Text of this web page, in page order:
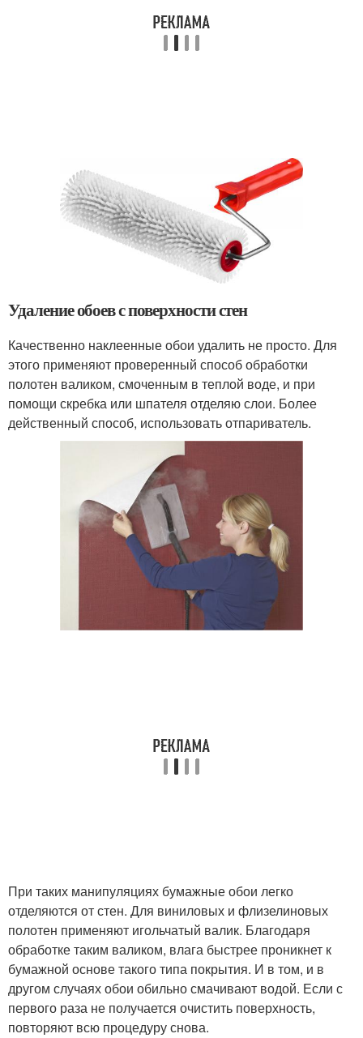
Удаление обоев с поверхности стен
Качественно наклеенные обои удалить не просто. Для
этого применяют проверенный способ обработки
полотен валиком, смоченным в теплой воде, и при
помощи скребка или шпателя отделяю слои. Более
действенный способ, использовать отпариватель.
При таких манипуляциях бумажные обои легко
отделяются от стен. Для виниловых и флизелиновых
полотен применяют игольчатый валик. Благодаря
обработке таким валиком, влага быстрее проникнет к
бумажной основе такого типа покрытия. И в том, и в
другом случаях обои обильно смачивают водой. Если с
первого раза не получается очистить поверхность,
повторяют всю процедуру снова.